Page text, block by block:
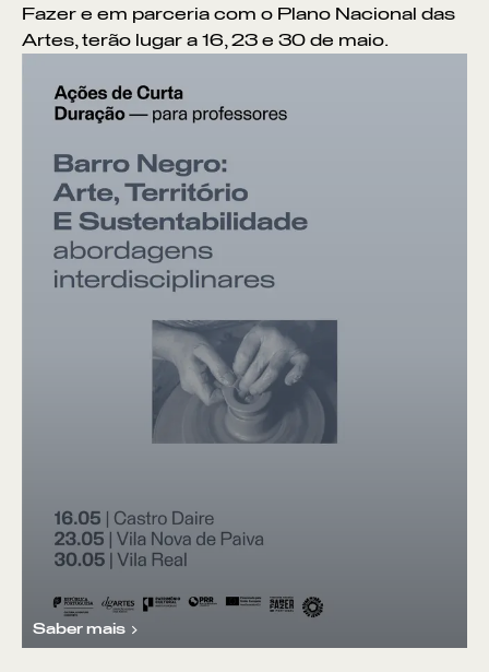
Fazer e em parceria com o Plano Nacional das
Artes, terão lugar a 16, 23 e 30 de maio.
Saber mais